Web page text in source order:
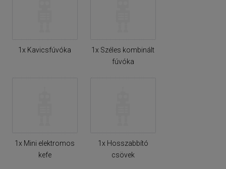
1x Kavicsfúvóka
1x Széles kombinált
fúvóka
1x Mini elektromos
kefe
1x Hosszabbító
csövek